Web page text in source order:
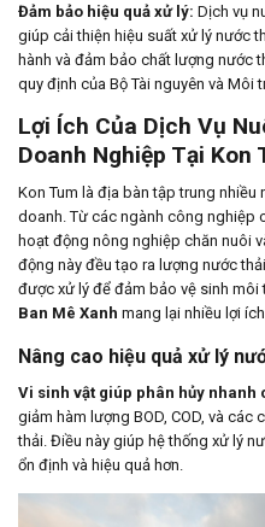
Đảm bảo hiệu quả xử lý: Dịch vụ
giúp cải thiện hiệu suất xử lý nước
hành và đảm bảo chất lượng nước
quy định của Bộ Tài nguyên và Môi
Lợi Ích Của Dịch Vụ
Doanh Nghiệp Tại Kon
Kon Tum là địa bàn tập trung nhiều
doanh. Từ các ngành công nghiệp
hoạt động nông nghiệp chăn nuôi
động này đều tạo ra lượng nước
được xử lý để đảm bảo vệ sinh môi
Ban Mê Xanh mang lại nhiều lợi
Nâng cao hiệu quả xử lý
Vi sinh vật giúp phân hủy
giảm hàm lượng BOD, COD, và
thải. Điều này giúp hệ thống xử lý
ổn định và hiệu quả hơn.